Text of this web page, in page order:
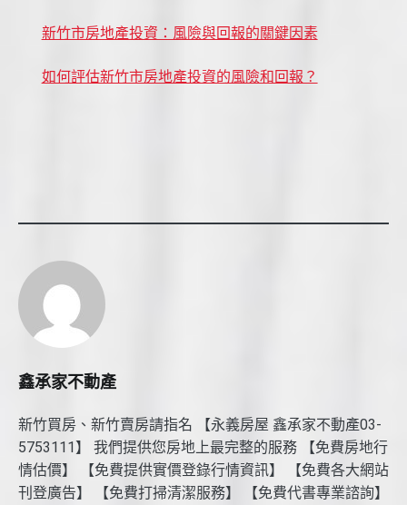
新竹市房地產投資：風險與回報的關鍵因素
如何評估新竹市房地產投資的風險和回報？
鑫承家不動產
新竹買房、新竹賣房請指名 【永義房屋 鑫承家不動產03-
5753111】 我們提供您房地上最完整的服務 【免費房地行
情估價】 【免費提供實價登錄行情資訊】 【免費各大網站
刊登廣告】 【免費打掃清潔服務】 【免費代書專業諮詢】